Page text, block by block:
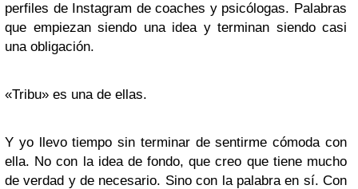
perfiles de Instagram de coaches y psicólogas. Palabras
que empiezan siendo una idea y terminan siendo casi
una obligación.
«Tribu» es una de ellas.
Y yo llevo tiempo sin terminar de sentirme cómoda con
ella. No con la idea de fondo, que creo que tiene mucho
de verdad y de necesario. Sino con la palabra en sí. Con